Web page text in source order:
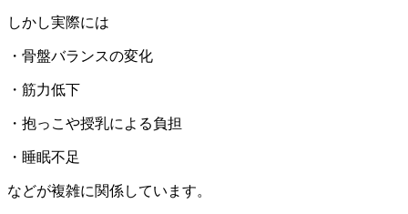
しかし実際には
・骨盤バランスの変化
・筋力低下
・抱っこや授乳による負担
・睡眠不足
などが複雑に関係しています。